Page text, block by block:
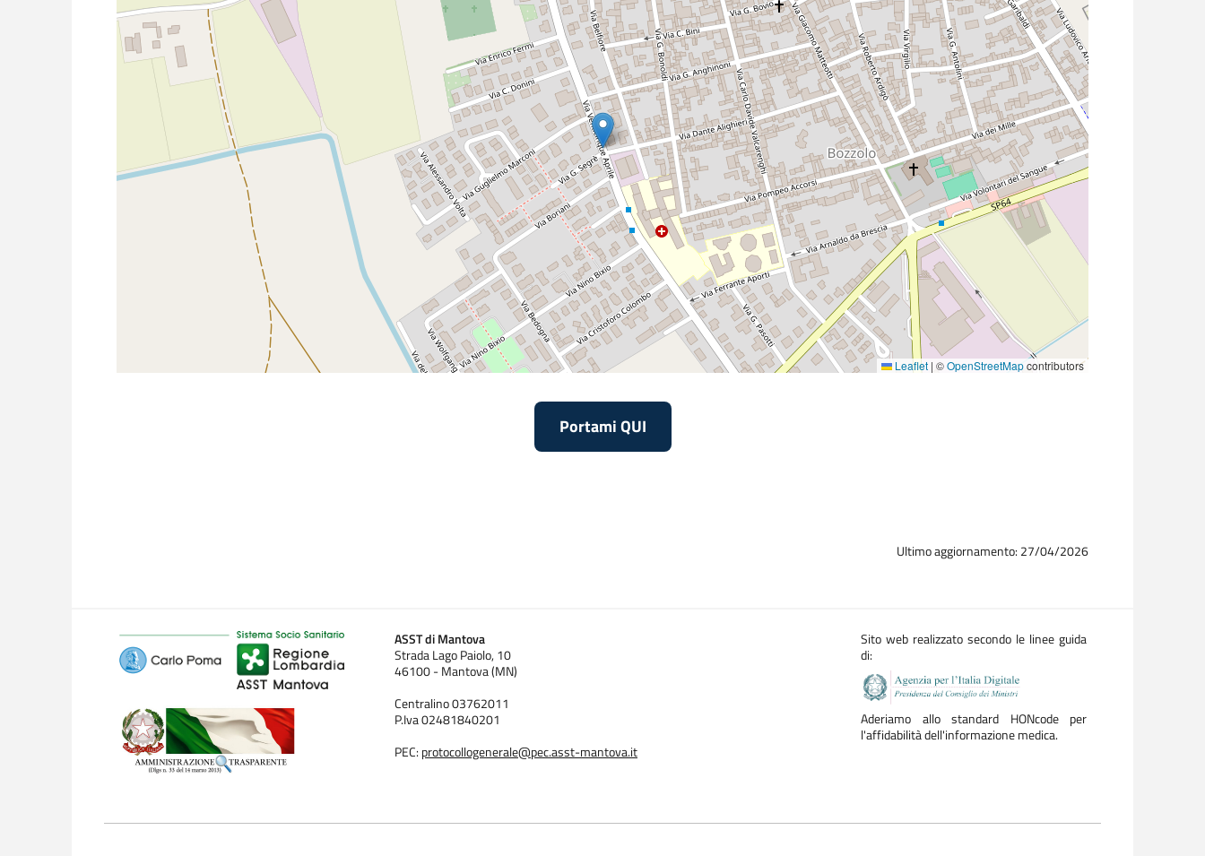
Leaflet | ©OpenStreetMapcontributors
Portami QUI
Ultimo aggiornamento: 27/04/2026
ASST di Mantova
Strada Lago Paiolo, 10
46100 - Mantova (MN)
Centralino 03762011
P.Iva 02481840201
PEC: protocollogenerale@pec.asst-mantova.it
Sito web realizzato secondo le linee guida
di:
Aderiamo allo standard HONcode per
l'affidabilità dell'informazione medica.